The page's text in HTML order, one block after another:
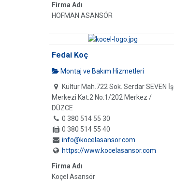
Firma Adı
HOFMAN ASANSÖR
Fedai Koç
Montaj ve Bakım Hizmetleri
Kültür Mah.722 Sok. Serdar SEVEN İş
Merkezi Kat:2 No:1/202 Merkez /
DÜZCE
0 380 514 55 30
0 380 514 55 40
info@kocelasansor.com
https://www.kocelasansor.com
Firma Adı
Koçel Asansör